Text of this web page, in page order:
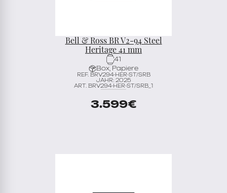
Bell & Ross BR V2-94 Steel
Heritage 41 mm
41
Box, Papiere
REF. BRV294-HER-ST/SRB
JAHR: 2025
ART. BRV294-HER-ST/SRB_1
3.599€